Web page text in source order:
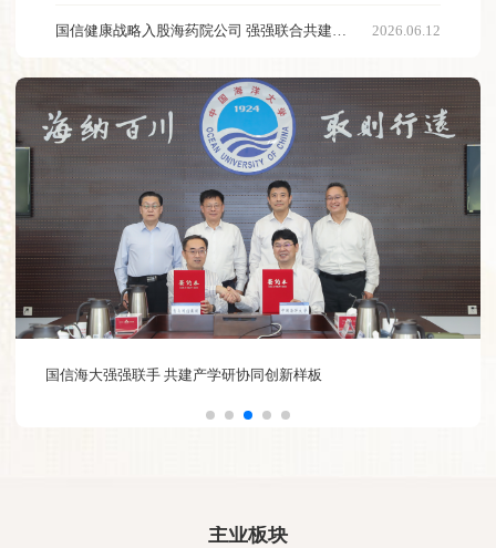
国信海大强强联手 共建产学研协同创新样板
国信健康战略入股海药院公司 强强联合共建
2026.06.12
主业板块